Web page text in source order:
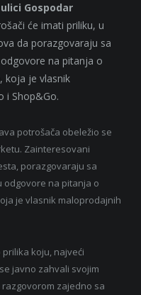
Gospodar
će imati priliku, u
da porazgovaraju sa
na pitanja o
koja je vlasnik
i Shop&Go.
potrošača obeležio se
Zainteresovani
porazgovaraju sa
odgovore na pitanja o
je vlasnik maloprodajnih
koju, najveći
javno zahvali svojim
razgovorom zajedno sa